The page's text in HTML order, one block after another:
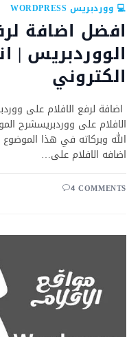
💻 ووردبريس WORDPRESS
افضل اضافة
الووردبريس |
الكتروني​
اضافة لرفع الافلام على
الافلام على ووردبريسشرح
الله وبركاته في هذا
اضافه الافلام على…
4 COMMENTS